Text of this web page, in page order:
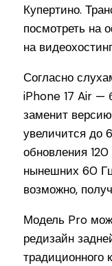
Купертино.
посмотреть на
на
Согласно
iPhone 17 Air —
заменит
увеличится до
обновления
нынешних 60
возможно,
Модель Pro
редизайн
традиционного